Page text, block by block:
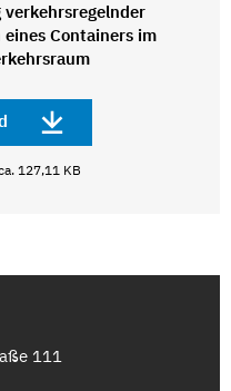
Containers im
127,11 KB
111